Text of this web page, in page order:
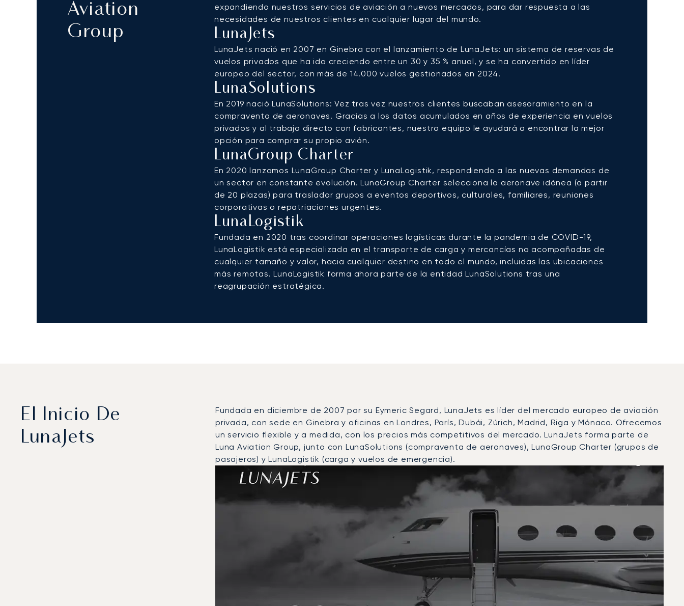
Aviation
Group
expandiendo nuestros servicios de aviación a nuevos mercados, para dar respuesta a las
necesidades de nuestros clientes en cualquier lugar del mundo.
LunaJets
LunaJets nació en 2007 en Ginebra con el lanzamiento de LunaJets: un sistema de reservas de
vuelos privados que ha ido creciendo entre un 30 y 35 % anual, y se ha convertido en líder
europeo del sector, con más de 14.000 vuelos gestionados en 2024.
LunaSolutions
En 2019 nació LunaSolutions: Vez tras vez nuestros clientes buscaban asesoramiento en la
compraventa de aeronaves. Gracias a los datos acumulados en años de experiencia en vuelos
privados y al trabajo directo con fabricantes, nuestro equipo le ayudará a encontrar la mejor
opción para comprar su propio avión.
LunaGroup Charter
En 2020 lanzamos LunaGroup Charter y LunaLogistik, respondiendo a las nuevas demandas de
un sector en constante evolución. LunaGroup Charter selecciona la aeronave idónea (a partir
de 20 plazas) para trasladar grupos a eventos deportivos, culturales, familiares, reuniones
corporativas o repatriaciones urgentes.
LunaLogistik
Fundada en 2020 tras coordinar operaciones logísticas durante la pandemia de COVID-19,
LunaLogistik está especializada en el transporte de carga y mercancías no acompañadas de
cualquier tamaño y valor, hacia cualquier destino en todo el mundo, incluidas las ubicaciones
más remotas. LunaLogistik forma ahora parte de la entidad LunaSolutions tras una
reagrupación estratégica.
El Inicio De
LunaJets
Fundada en diciembre de 2007 por su Eymeric Segard, LunaJets es líder del mercado europeo de aviación
privada, con sede en Ginebra y oficinas en Londres, París, Dubái, Zúrich, Madrid, Riga y Mónaco. Ofrecemos
un servicio flexible y a medida, con los precios más competitivos del mercado. LunaJets forma parte de
Luna Aviation Group, junto con LunaSolutions (compraventa de aeronaves), LunaGroup Charter (grupos de
pasajeros) y LunaLogistik (carga y vuelos de emergencia).